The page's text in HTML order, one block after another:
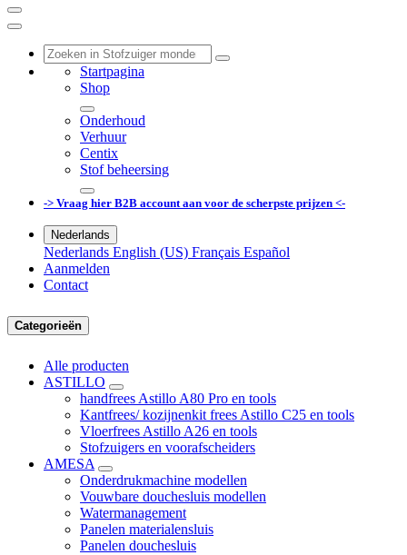
Startpagina
Shop
Onderhoud
Verhuur
Centix
Stof beheersing
-> Vraag hier B2B account aan voor de scherpste prijzen <-
Nederlands
Nederlands English (US) Français Español
Aanmelden
Contact
Categorieën
Alle producten
ASTILLO
handfrees Astillo A80 Pro en tools
Kantfrees/ kozijnenkit frees Astillo C25 en tools
Vloerfrees Astillo A26 en tools
Stofzuigers en voorafscheiders
AMESA
Onderdrukmachine modellen
Vouwbare douchesluis modellen
Watermanagement
Panelen materialensluis
Panelen douchesluis